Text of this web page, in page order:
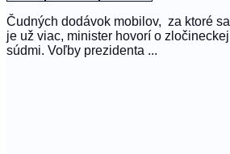
Čudných dodávok mobilov, za ktoré
je už viac, minister hovorí o
súdmi. Voľby prezidenta ...